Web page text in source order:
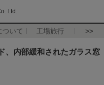
Ltd.
ついて 工場旅行 >>
、内部緩和されたガラス窓